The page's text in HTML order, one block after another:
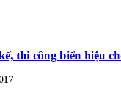
thi công biển hiệu